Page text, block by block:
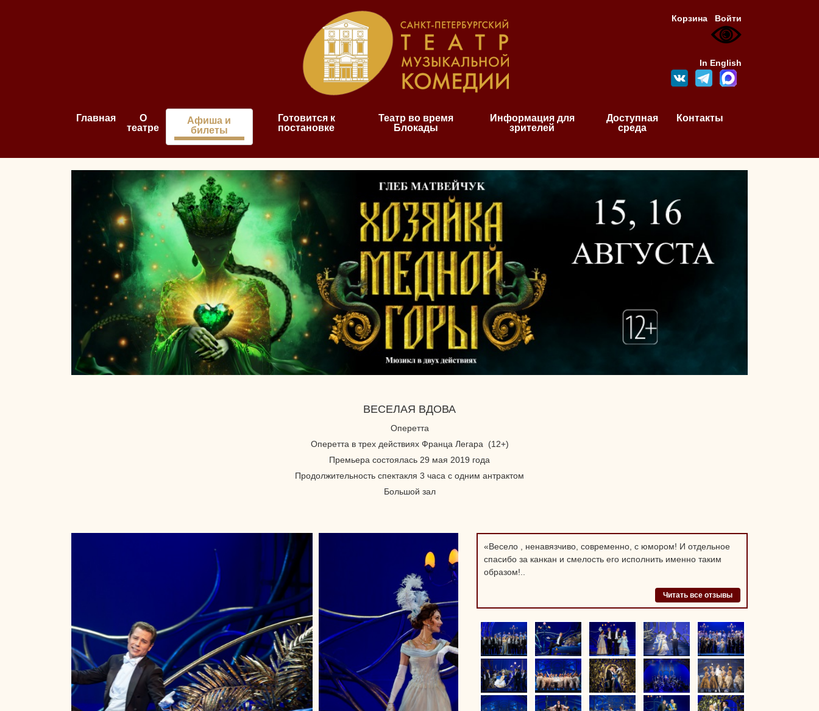
Корзина Войти
In English
Главная
О
театре
Афиша и
билеты
Готовится к
постановке
Театр во время
Блокады
Информация для
зрителей
Доступная
среда
Контакты
ВЕСЕЛАЯ ВДОВА
Оперетта
Оперетта в трех действиях Франца Легара (12+)
Премьера состоялась 29 мая 2019 года
Продолжительность спектакля 3 часа с одним антрактом
Большой зал
«Весело , ненавязчиво, современно, с юмором! И отдельное
спасибо за канкан и смелость его исполнить именно таким
образом!..
Читать все отзывы